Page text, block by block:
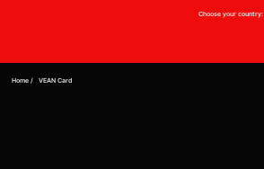
Choose your country:
Home / VEAN Card